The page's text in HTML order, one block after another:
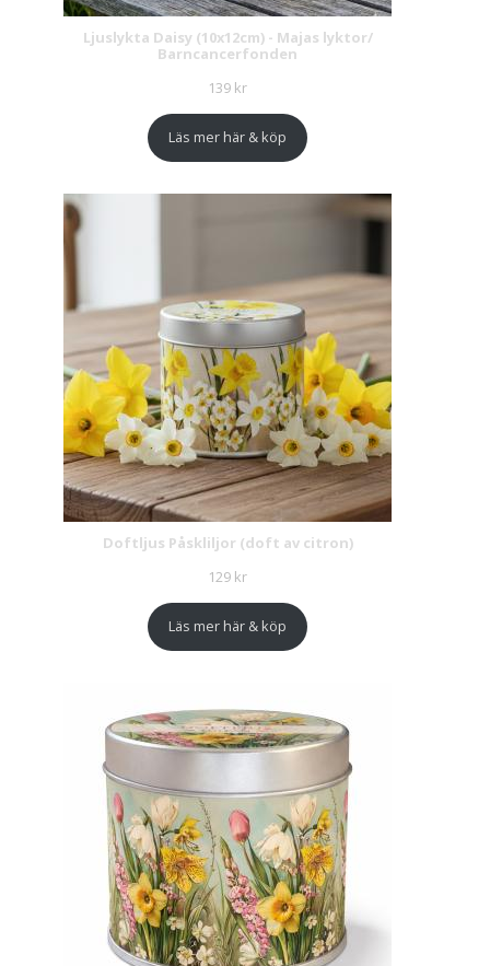
Ljuslykta Daisy (10x12cm) - Majas lyktor/
Barncancerfonden
139 kr
Läs mer här & köp
Doftljus Påskliljor (doft av citron)
129 kr
Läs mer här & köp